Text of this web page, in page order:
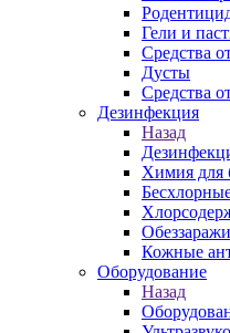
Гели и
Средства
Дусты
Средства
Дезинфекция
Назад
Химия для
Кожные
Оборудование
Назад